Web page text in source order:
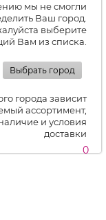
мы не смогли
Ваш город.
выберите
Вам из списка.
Выбрать город
города зависит
ассортимент,
и условия
доставки
0